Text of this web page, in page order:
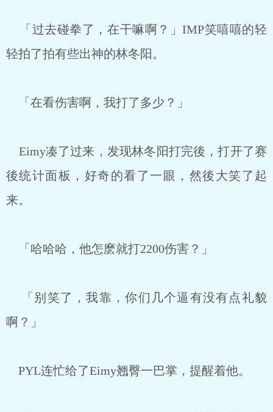
「过去碰拳了，在干嘛啊？」IMP笑嘻嘻的轻
轻拍了拍有些出神的林冬阳。
「在看伤害啊，我打了多少？」
Eimy凑了过来，发现林冬阳打完後，打开了赛
後统计面板，好奇的看了一眼，然後大笑了起
来。
「哈哈哈，他怎麽就打2200伤害？」
「别笑了，我靠，你们几个逼有没有点礼貌
啊？」
PYL连忙给了Eimy翘臀一巴掌，提醒着他。